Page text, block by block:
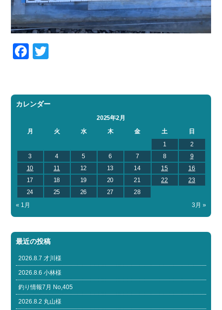
Facebook
カレンダー
2025年2月
月
火 水 木 金 土
日
1
2
3
4 5 6 7 8
9
10
11 12 13 14 15
16
17
18 19 20 21 22
23
24
25 26 27
28
« 1月
3月 »
最近の投稿
2026.8.7 才川様
2026.8.6 小林様
釣り情報7月 No,405
2026.8.2 丸山様